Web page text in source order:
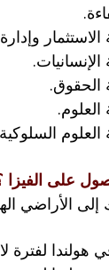
الحقوق.
على الفيزا
إلى الأراضي
لا تتجاوز90 يوم : ستحتاج